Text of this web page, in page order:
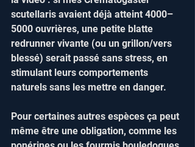
scutellaris avaient déjà atteint 4000–
5000 ouvrières, une petite blatte
redrunner vivante (ou un grillon/vers
blessé) serait passé sans stress, en
stimulant leurs comportements
naturels sans les mettre en danger.
Pour certaines autres espèces ça peut
même être une obligation, comme les